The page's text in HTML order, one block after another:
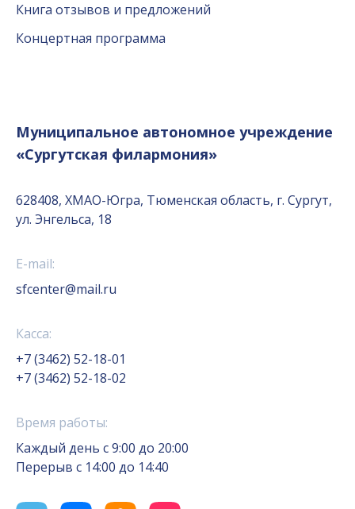
Книга отзывов и предложений
Концертная программа
Муниципальное автономное учреждение
«Сургутская филармония»
628408, ХМАО-Югра, Тюменская область, г. Сургут,
ул. Энгельса, 18
E-mail:
sfcenter@mail.ru
Касса:
+7 (3462) 52-18-01
+7 (3462) 52-18-02
Время работы:
Каждый день с 9:00 до 20:00
Перерыв с 14:00 до 14:40